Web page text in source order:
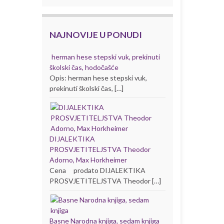
NAJNOVIJE U PONUDI
herman hese stepski vuk, prekinuti
školski čas, hodočašće
Opis: herman hese stepski vuk,
prekinuti školski čas, […]
DIJALEKTIKA
PROSVJETITELJSTVA Theodor
Adorno, Max Horkheimer
Cena prodato DIJALEKTIKA
PROSVJETITELJSTVA Theodor […]
Basne Narodna knjiga, sedam knjiga